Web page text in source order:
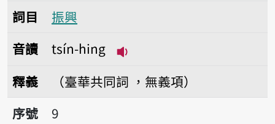
詞目
振興
音讀
tsín-hing
釋義
（臺華共同詞 ，無義項）
序號9合興
序號
9